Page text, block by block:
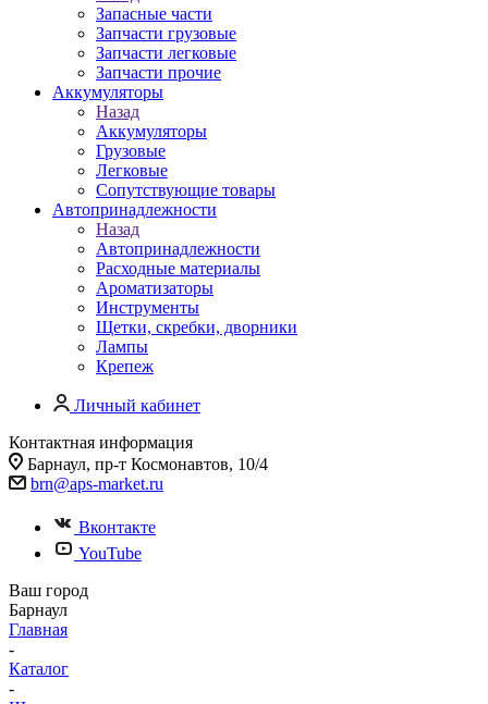
Запасные части
Запчасти грузовые
Запчасти легковые
Запчасти прочие
Аккумуляторы
Назад
Аккумуляторы
Грузовые
Легковые
Сопутствующие товары
Автопринадлежности
Назад
Автопринадлежности
Расходные материалы
Ароматизаторы
Инструменты
Щетки, скребки, дворники
Лампы
Крепеж
Личный кабинет
Контактная информация
Барнаул, пр-т Космонавтов, 10/4
brn@aps-market.ru
Вконтакте
YouTube
Ваш город
Барнаул
Главная
-
Каталог
-